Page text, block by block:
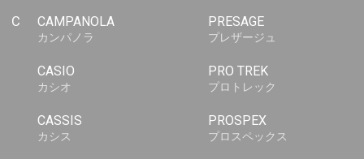
C CAMPANOLA
カンパノラ
CASIO
カシオ
CASSIS
カシス
PRESAGE
プレザージュ
PRO TREK
プロトレック
PROSPEX
プロスペックス